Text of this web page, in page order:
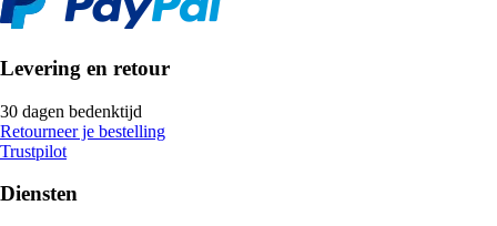
Levering en retour
30 dagen bedenktijd
Retourneer je bestelling
Trustpilot
Diensten